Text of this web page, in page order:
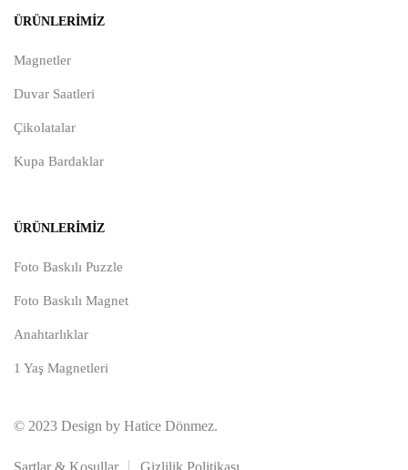
ÜRÜNLERIMIZ
Magnetler
Duvar Saatleri
Çikolatalar
Kupa Bardaklar
ÜRÜNLERIMIZ
Foto Baskılı Puzzle
Foto Baskılı Magnet
Anahtarlıklar
1 Yaş Magnetleri
© 2023 Design by Hatice Dönmez.
Şartlar & Koşullar Gizlilik Politikası